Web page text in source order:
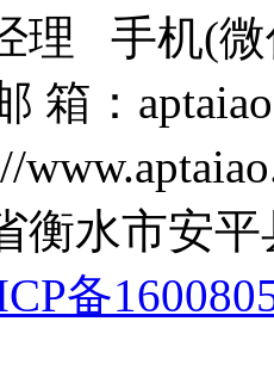
理 手机(微
箱：
衡水市安
备